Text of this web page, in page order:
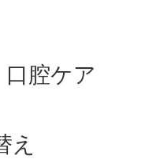
腔ケア
え